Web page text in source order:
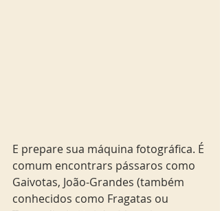
E prepare sua máquina fotográfica. É
comum encontrars pássaros como
Gaivotas, João-Grandes (também
conhecidos como Fragatas ou